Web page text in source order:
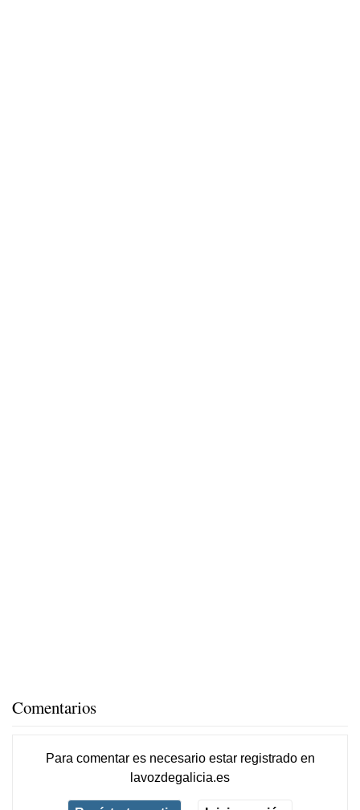
Comentarios
Para comentar es necesario estar registradoen
lavozdegalicia.es